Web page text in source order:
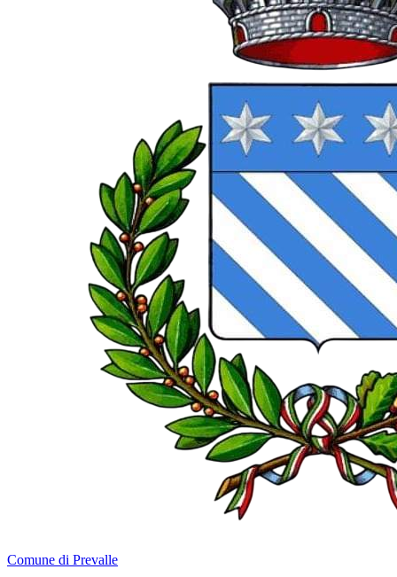
Comune di Prevalle